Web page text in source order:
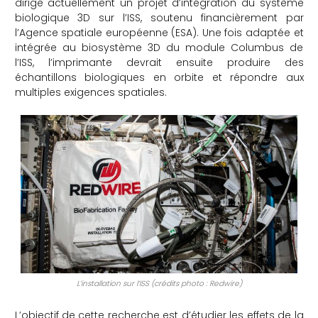
biologique 3D sur l’ISS, soutenu financièrement par
l’Agence spatiale européenne (ESA). Une fois adaptée et
intégrée au biosystème 3D du module Columbus de
l’ISS, l’imprimante devrait ensuite produire des
échantillons biologiques en orbite et répondre aux
multiples exigences spatiales.
L’installation sur l’ISS (crédits photo : Redwire)
L’objectif de cette recherche est d’étudier les effets de la